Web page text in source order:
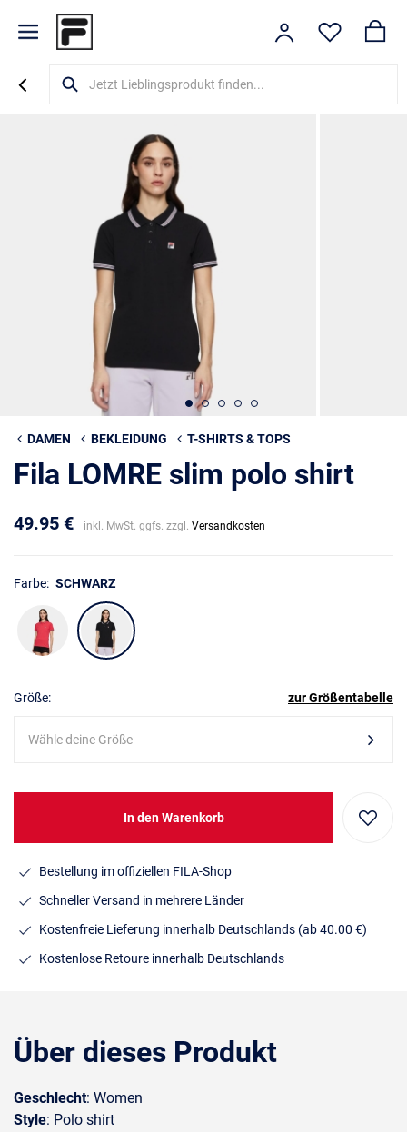
DAMEN BEKLEIDUNG T-SHIRTS & TOPS
Fila LOMRE slim polo shirt
49.95 € inkl. MwSt. ggfs. zzgl. Versandkosten
Farbe: SCHWARZ
Größe: zur Größentabelle
Wähle deine Größe
In den Warenkorb
Bestellung im offiziellen FILA-Shop
Schneller Versand in mehrere Länder
Kostenfreie Lieferung innerhalb Deutschlands (ab 40.00 €)
Kostenlose Retoure innerhalb Deutschlands
Über dieses Produkt
Geschlecht: Women
Style: Polo shirt